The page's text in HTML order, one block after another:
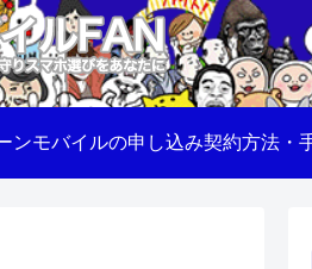
ンモバイルの申し込み契約方法・